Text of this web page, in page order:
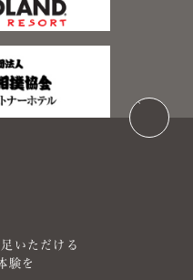
いただける
験を